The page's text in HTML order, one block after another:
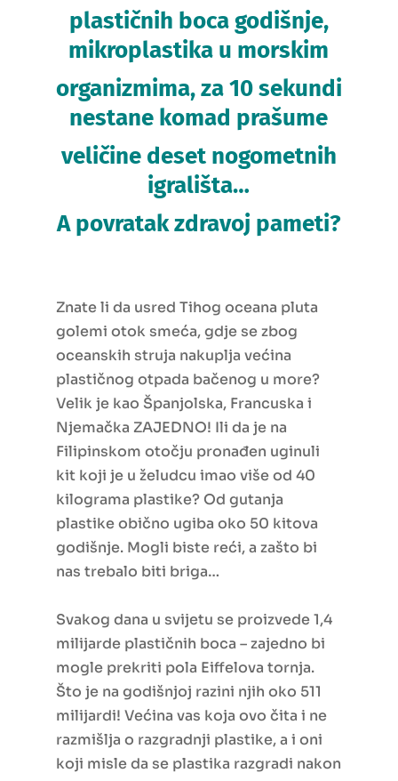
plastičnih boca godišnje,
mikroplastika u morskim
organizmima,za 10 sekundi
nestane komad prašume
veličine deset nogometnih
igrališta…
A povratak zdravoj pameti?
Znate li da usred Tihog oceana pluta
golemi otok smeća, gdje se zbog
oceanskih struja nakuplja većina
plastičnog otpada bačenog u more?
Velik je kao Španjolska, Francuska i
Njemačka ZAJEDNO! Ili da je na
Filipinskom otočju pronađen uginuli
kit koji je u želudcu imao više od 40
kilograma plastike? Od gutanja
plastike obično ugiba oko 50 kitova
godišnje. Mogli biste reći, a zašto bi
nas trebalo biti briga…
Svakog dana u svijetu se proizvede 1,4
milijarde plastičnih boca – zajedno bi
mogle prekriti pola Eiffelova tornja.
Što je na godišnjoj razini njih oko 511
milijardi! Većina vas koja ovo čita i ne
razmišlja o razgradnji plastike, a i oni
koji misle da se plastika razgradi nakon